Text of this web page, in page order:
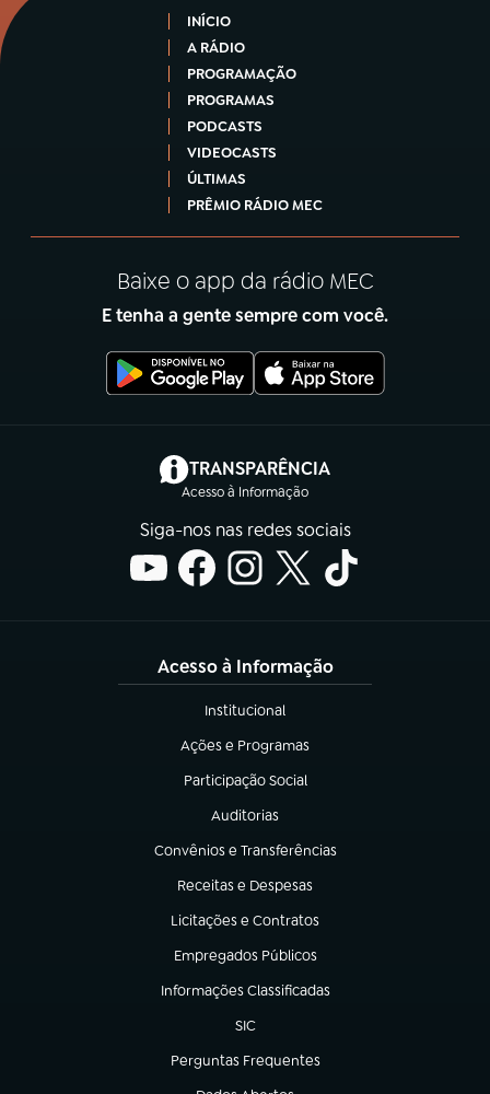
INÍCIO
A RÁDIO
PROGRAMAÇÃO
PROGRAMAS
PODCASTS
VIDEOCASTS
ÚLTIMAS
PRÊMIO RÁDIO MEC
Baixe o app da rádio MEC
E tenha a gente sempre com você.
TRANSPARÊNCIA
Acesso à Informação
(abre em nova aba)
Siga-nos nas redes sociais
Acesso à Informação
Institucional
(abre em nova aba)
Ações e Programas
(abre em nova aba)
Participação Social
(abre em nova aba)
Auditorias
(abre em nova aba)
Convênios e Transferências
(abre em nova aba)
Receitas e Despesas
(abre em nova aba)
Licitações e Contratos
(abre em nova aba)
Empregados Públicos
(abre em nova aba)
Informações Classificadas
(abre em nova aba)
SIC
(abre em nova aba)
Perguntas Frequentes
(abre em nova aba)